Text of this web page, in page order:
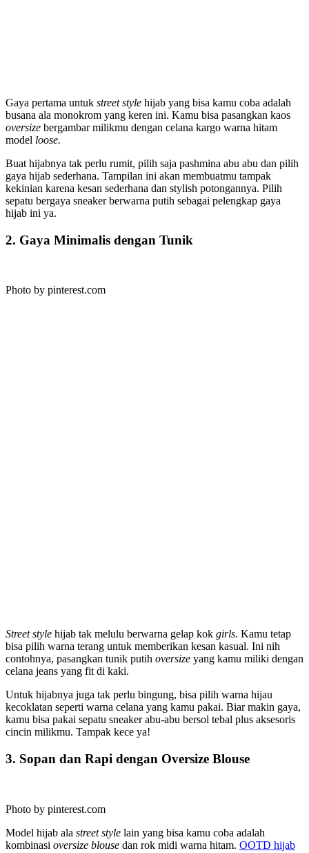
Gaya pertama untuk street style hijab yang bisa kamu coba adalah
busana ala monokrom yang keren ini. Kamu bisa pasangkan kaos
oversize bergambar milikmu dengan celana kargo warna hitam
model loose.
Buat hijabnya tak perlu rumit, pilih saja pashmina abu abu dan pilih
gaya hijab sederhana. Tampilan ini akan membuatmu tampak
kekinian karena kesan sederhana dan stylish potongannya. Pilih
sepatu bergaya sneaker berwarna putih sebagai pelengkap gaya
hijab ini ya.
2. Gaya Minimalis dengan Tunik
Photo by pinterest.com
Street style hijab tak melulu berwarna gelap kok girls. Kamu tetap
bisa pilih warna terang untuk memberikan kesan kasual. Ini nih
contohnya, pasangkan tunik putih oversize yang kamu miliki dengan
celana jeans yang fit di kaki.
Untuk hijabnya juga tak perlu bingung, bisa pilih warna hijau
kecoklatan seperti warna celana yang kamu pakai. Biar makin gaya,
kamu bisa pakai sepatu sneaker abu-abu bersol tebal plus aksesoris
cincin milikmu. Tampak kece ya!
3. Sopan dan Rapi dengan Oversize Blouse
Photo by pinterest.com
Model hijab ala street style lain yang bisa kamu coba adalah
kombinasi oversize blouse dan rok midi warna hitam. OOTD hijab